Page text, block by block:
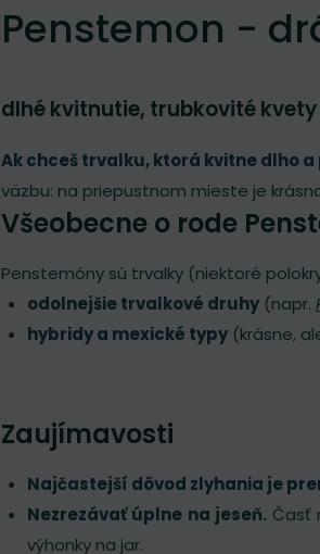
Penstemon -
dlhé kvitnutie, trubkovité
Ak chceš trvalku, ktorá kvitne dlho
väzbu: na priepustnom mieste je
Všeobecne o rode
Penstemóny sú trvalky (niektoré
odolnejšie trvalkové druhy (napr.
hybridy a mexické typy (krásne,
Zaujímavosti
Najčastejší dôvod zlyhania je
Nezrezávať úplne na jeseň.Časť
výhonky na jar.